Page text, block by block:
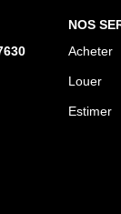
NOS
Acheter
Louer
Estimer